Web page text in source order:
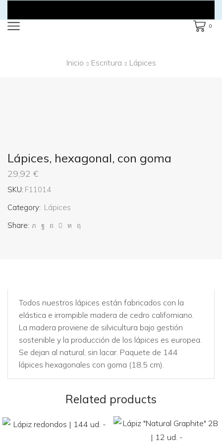
0
Inicio Escritura Lápices
Lápices, hexagonal, con goma
29,92 €
SKU: F11014
Category: Lápices
Share:
Todos nuestros lápices están fabricados con la
elástica e irrompible madera de cedro californiano.
La madera proviene de silvicultura bajo gestión
sostenible y la producción de los lápices es europea.
Se dejan al natural, sin lacar. Paquete de 144
lápices hexagonales con goma (18,5 cm).
Related products